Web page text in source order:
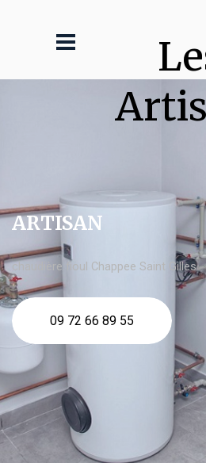
ARTISAN
chaudière fioul Chappee Saint Gilles
09 72 66 89 55